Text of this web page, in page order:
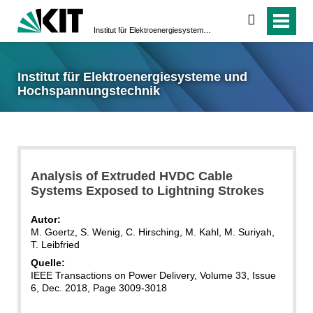
suchen
Institut für Elektroenergiesysteme und
Hochspannungstechnik
Analysis of Extruded HVDC Cable
Systems Exposed to Lightning Strokes
Autor:
M. Goertz, S. Wenig, C. Hirsching, M. Kahl, M. Suriyah,
T. Leibfried
Quelle:
IEEE Transactions on Power Delivery, Volume 33, Issue
6, Dec. 2018, Page 3009-3018